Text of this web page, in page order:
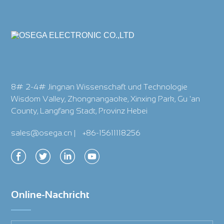
8# 2-4# Jingnan Wissenschaft und Technologie
Wisdom Valley, Zhongnangaoke, Xinxing Park, Gu 'an
County, Langfang Stadt, Provinz Hebei
sales@osega.cn | +86-15611118256
Online-Nachricht